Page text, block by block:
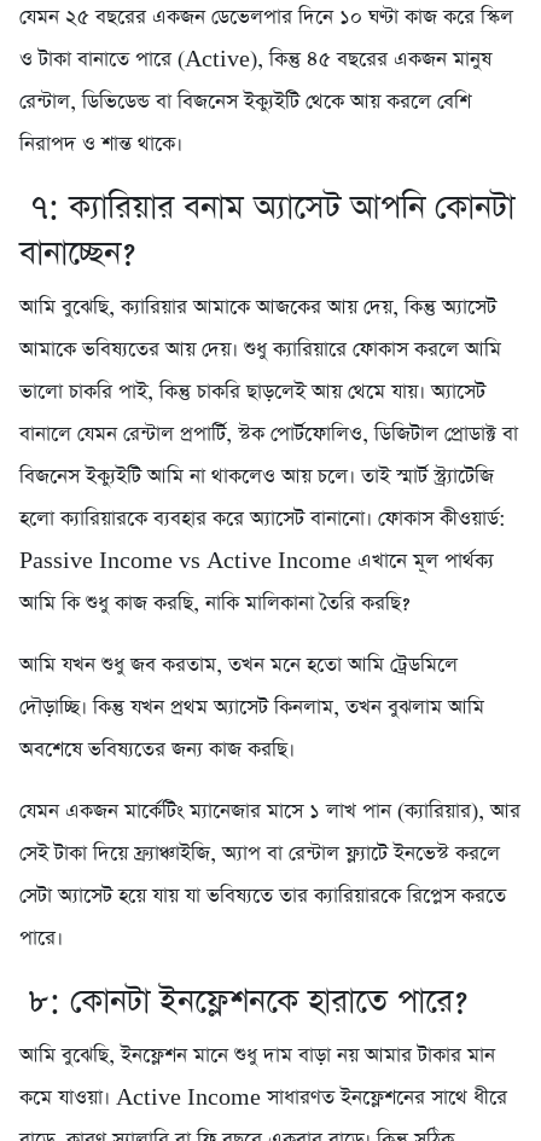
যেমন ২৫ বছরের একজন ডেভেলপার দিনে ১০ ঘণ্টা কাজ করে স্কিল
ও টাকা বানাতে পারে (Active), কিন্তু ৪৫ বছরের একজন মানুষ
রেন্টাল, ডিভিডেন্ড বা বিজনেস ইক্যুইটি থেকে আয় করলে বেশি
নিরাপদ ও শান্ত থাকে।
৭: ক্যারিয়ার বনাম অ্যাসেট আপনি কোনটা
বানাচ্ছেন?
আমি বুঝেছি, ক্যারিয়ার আমাকে আজকের আয় দেয়, কিন্তু অ্যাসেট
আমাকে ভবিষ্যতের আয় দেয়। শুধু ক্যারিয়ারে ফোকাস করলে আমি
ভালো চাকরি পাই, কিন্তু চাকরি ছাড়লেই আয় থেমে যায়। অ্যাসেট
বানালে যেমন রেন্টাল প্রপার্টি, স্টক পোর্টফোলিও, ডিজিটাল প্রোডাক্ট বা
বিজনেস ইক্যুইটি আমি না থাকলেও আয় চলে। তাই স্মার্ট স্ট্র্যাটেজি
হলো ক্যারিয়ারকে ব্যবহার করে অ্যাসেট বানানো। ফোকাস কীওয়ার্ড:
Passive Income vs Active Income এখানে মূল পার্থক্য
আমি কি শুধু কাজ করছি, নাকি মালিকানা তৈরি করছি?
আমি যখন শুধু জব করতাম, তখন মনে হতো আমি ট্রেডমিলে
দৌড়াচ্ছি। কিন্তু যখন প্রথম অ্যাসেট কিনলাম, তখন বুঝলাম আমি
অবশেষে ভবিষ্যতের জন্য কাজ করছি।
যেমন একজন মার্কেটিং ম্যানেজার মাসে ১ লাখ পান (ক্যারিয়ার), আর
সেই টাকা দিয়ে ফ্র্যাঞ্চাইজি, অ্যাপ বা রেন্টাল ফ্ল্যাটে ইনভেস্ট করলে
সেটা অ্যাসেট হয়ে যায় যা ভবিষ্যতে তার ক্যারিয়ারকে রিপ্লেস করতে
পারে।
৮: কোনটা ইনফ্লেশনকে হারাতে পারে?
আমি বুঝেছি, ইনফ্লেশন মানে শুধু দাম বাড়া নয় আমার টাকার মান
কমে যাওয়া। Active Income সাধারণত ইনফ্লেশনের সাথে ধীরে